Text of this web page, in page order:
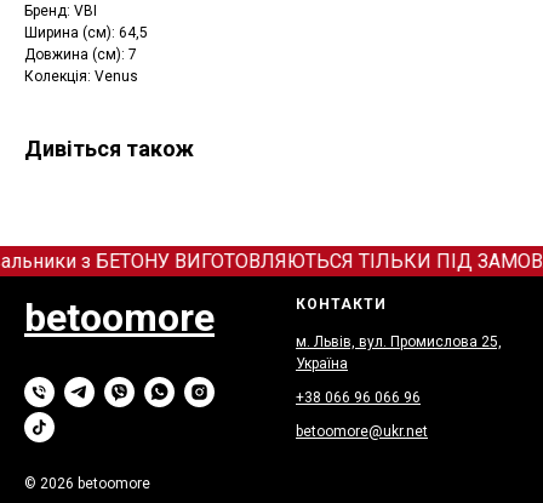
Бренд: VBI
Ширина (см): 64,5
Довжина (см): 7
Колекція: Venus
Дивіться також
з БЕТОНУ ВИГОТОВЛЯЮТЬСЯ ТІЛЬКИ ПІД
betoomore
© 2026 betoomore
КОНТАКТИ
м. Львів, вул. Промислова 25,
Україна
+38 066 96 066 96
betoomore@ukr.net